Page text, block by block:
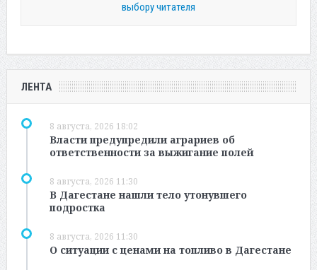
выбору читателя
ЛЕНТА
8 августа, 2026 18:02
Власти предупредили аграриев об
ответственности за выжигание полей
8 августа, 2026 11:30
В Дагестане нашли тело утонувшего
подростка
8 августа, 2026 11:30
О ситуации с ценами на топливо в Дагестане